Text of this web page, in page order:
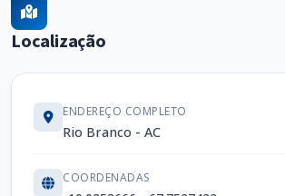
Localização
ENDEREÇO COMPLETO
Rio Branco - AC
COORDENADAS